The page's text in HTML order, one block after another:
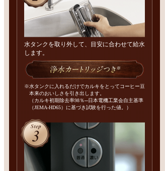
水タンクを取り外して、目安に合わせて給水
します。
※水タンクに入れるだけでカルキをとってコーヒー豆
本来のおいしさを引き出します。
（カルキ初期除去率98％─日本電機工業会自主基準
（JEMA-HD65）に基づき試験を行った値。）